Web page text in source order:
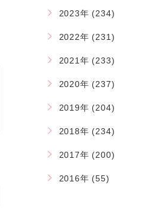
2023年 (234)
2022年 (231)
2021年 (233)
2020年 (237)
2019年 (204)
2018年 (234)
2017年 (200)
2016年 (55)